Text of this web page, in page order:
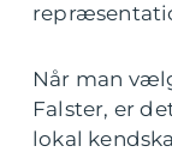
Når man
Falster, er
lokal